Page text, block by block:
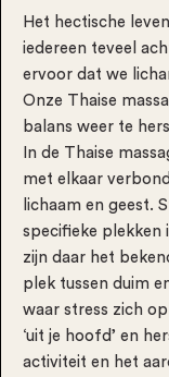
Het hectische
iedereen teveel
ervoor dat we
Onze Thaise
balans weer te
In de Thaise
met elkaar
lichaam en geest.
specifieke plekken
zijn daar het
plek tussen duim
waar stress zich
‘uit je hoofd’ en
activiteit en het